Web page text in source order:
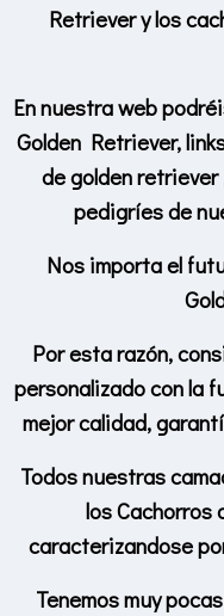
Retriever y los
En nuestra web
Golden Retriever,
de golden
pedigríes de
Nos importa el
Por esta razón,
personalizado con la
mejor calidad,
Todos nuestras
los Cachorros
caracterizandose
Tenemos muy